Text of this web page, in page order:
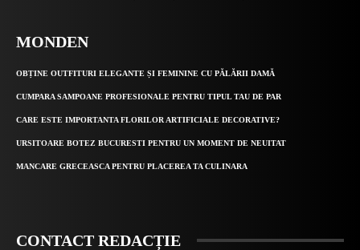
MONDEN
OBȚINE OUTFITURI ELEGANTE ȘI FEMININE CU PĂLĂRII DAMĂ
CUMPARA SAMPOANE PROFESIONALE PENTRU TIPUL TAU DE PAR
CARE ESTE IMPORTANTA FLORILOR ARTIFICIALE DECORATIVE?
URSITOARE BOTEZ BUCURESTI PENTRU UN MOMENT DE NEUITAT
MANCARE GRECEASCA PENTRU PLACEREA TA CULINARA
CONTACT REDACȚIE